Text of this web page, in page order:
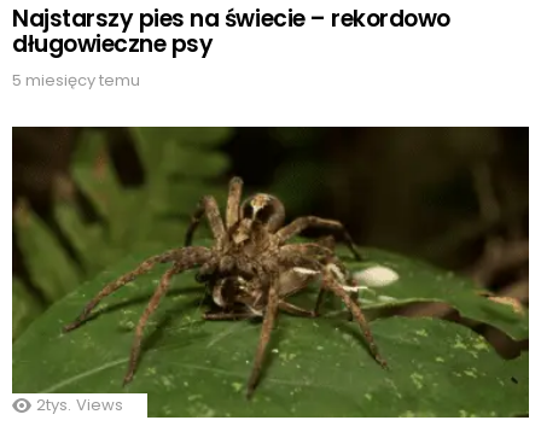
Najstarszy pies na świecie – rekordowo
długowieczne psy
5 miesięcy temu
2tys. Views